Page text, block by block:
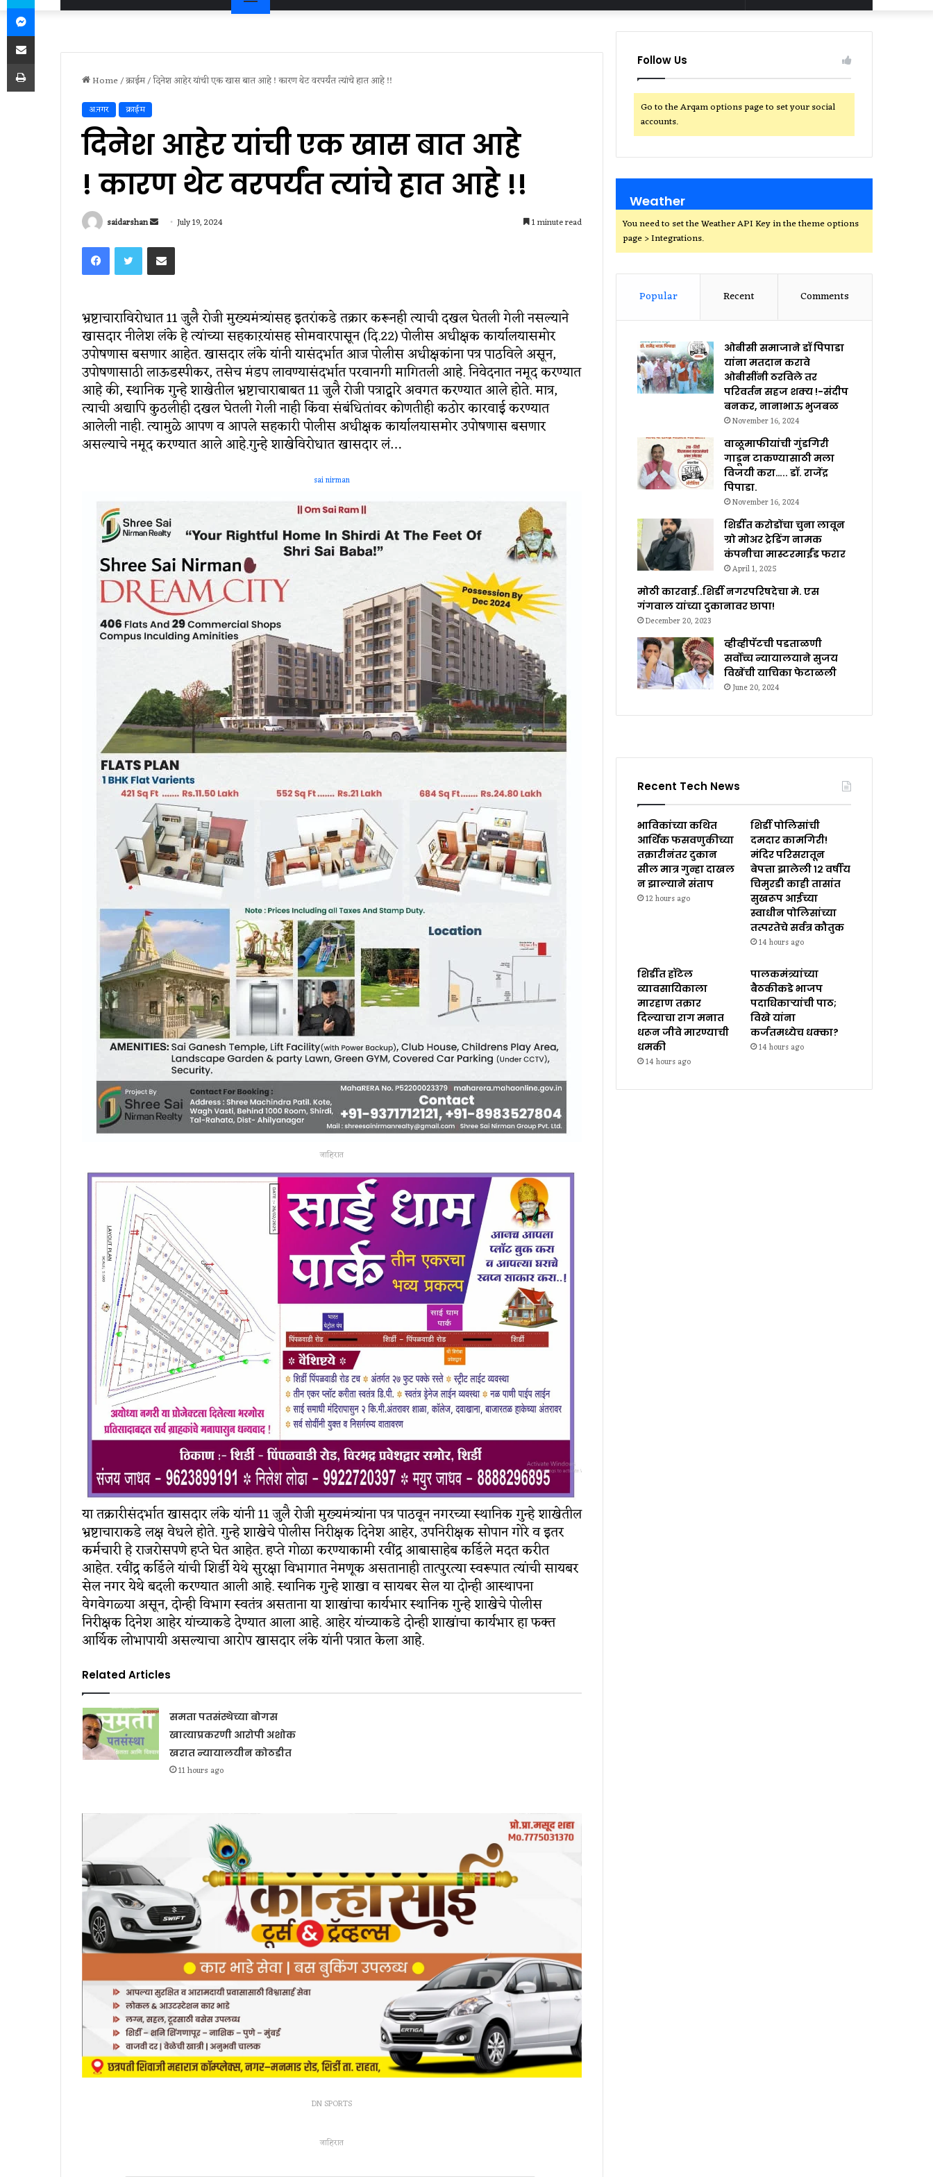
for
Home/क्राईम/दिनेश आहेर यांची एक खास बात आहे ! कारण थेट वरपर्यंत त्यांचे हात आहे !!
अ.नगर क्राईम
दिनेश आहेर यांची एक खास बात आहे
! कारण थेट वरपर्यंत त्यांचे हात आहे !!
saidarshan
Send
email
July 19, 2024 1 minute read
FacebookTwitter Share via Email
भ्रष्टाचाराविरोधात 11 जुलै रोजी मुख्यमंत्र्यांसह इतरांकडे तक्रार करूनही त्याची दखल घेतली गेली नसल्याने
खासदार नीलेश लंके हे त्यांच्या सहकाऱयांसह सोमवारपासून (दि.22) पोलीस अधीक्षक कार्यालयासमोर
उपोषणास बसणार आहेत. खासदार लंके यांनी यासंदर्भात आज पोलीस अधीक्षकांना पत्र पाठविले असून,
उपोषणासाठी लाऊडस्पीकर, तसेच मंडप लावण्यासंदर्भात परवानगी मागितली आहे. निवेदनात नमूद करण्यात
आहे की, स्थानिक गुन्हे शाखेतील भ्रष्टाचाराबाबत 11 जुलै रोजी पत्राद्वारे अवगत करण्यात आले होते. मात्र,
त्याची अद्यापि कुठलीही दखल घेतली गेली नाही किंवा संबंधितांवर कोणतीही कठोर कारवाई करण्यात
आलेली नाही. त्यामुळे आपण व आपले सहकारी पोलीस अधीक्षक कार्यालयासमोर उपोषणास बसणार
असल्याचे नमूद करण्यात आले आहे.गुन्हे शाखेविरोधात खासदार लं…
sai nirman
जाहिरात
या तक्रारीसंदर्भात खासदार लंके यांनी 11 जुलै रोजी मुख्यमंत्र्यांना पत्र पाठवून नगरच्या स्थानिक गुन्हे शाखेतील
भ्रष्टाचाराकडे लक्ष वेधले होते. गुन्हे शाखेचे पोलीस निरीक्षक दिनेश आहेर, उपनिरीक्षक सोपान गोरे व इतर
कर्मचारी हे राजरोसपणे हप्ते घेत आहेत. हप्ते गोळा करण्याकामी रवींद्र आबासाहेब कर्डिले मदत करीत
आहेत. रवींद्र कर्डिले यांची शिर्डी येथे सुरक्षा विभागात नेमणूक असतानाही तात्पुरत्या स्वरूपात त्यांची सायबर
सेल नगर येथे बदली करण्यात आली आहे. स्थानिक गुन्हे शाखा व सायबर सेल या दोन्ही आस्थापना
वेगवेगळ्या असून, दोन्ही विभाग स्वतंत्र असताना या शाखांचा कार्यभार स्थानिक गुन्हे शाखेचे पोलीस
निरीक्षक दिनेश आहेर यांच्याकडे देण्यात आला आहे. आहेर यांच्याकडे दोन्ही शाखांचा कार्यभार हा फक्त
आर्थिक लोभापायी असल्याचा आरोप खासदार लंके यांनी पत्रात केला आहे.
Related Articles
समता पतसंस्थेच्या बोगस
खात्याप्रकरणी आरोपी अशोक
खरात न्यायालयीन कोठडीत
11 hours ago
DN SPORTS
जाहिरात
Follow Us
Go to the Arqam options page to set your social
accounts.
Weather
You need to set the Weather API Key in the theme options
page > Integrations.
Popular Recent Comments
ओबीसी समाजाने डॉ पिपाडा
यांना मतदान करावे
ओबीसींनी ठरविले तर
परिवर्तन सहज शक्य !-संदीप
बनकर, नानाभाऊ भुजबळ
November 16, 2024
वाळूमाफीयांची गुंडगिरी
गाडून टाकण्यासाठी मला
विजयी करा….. डॉ. राजेंद्र
पिपाडा.
November 16, 2024
शिर्डीत करोडोंचा चुना लावून
ग्रो मोअर ट्रेडिंग नामक
कंपनीचा मास्टरमाईंड फरार
April 1, 2025
मोठी कारवाई..शिर्डी नगरपरिषदेचा मे. एस
गंगवाल यांच्या दुकानावर छापा!
December 20, 2023
व्हीव्हीपॅटची पडताळणी
सर्वोच्च न्यायालयाने सुजय
विखेंची याचिका फेटाळली
June 20, 2024
Recent Tech News
भाविकांच्या कथित
आर्थिक फसवणुकीच्या
तक्रारीनंतर दुकान
सील मात्र गुन्हा दाखल
न झाल्याने संताप
12 hours ago
शिर्डी पोलिसांची
दमदार कामगिरी!
मंदिर परिसरातून
बेपत्ता झालेली १२ वर्षीय
चिमुरडी काही तासांत
सुखरूप आईच्या
स्वाधीन पोलिसांच्या
तत्परतेचे सर्वत्र कौतुक
14 hours ago
शिर्डीत हॉटेल
व्यावसायिकाला
मारहाण तक्रार
दिल्याचा राग मनात
धरून जीवे मारण्याची
धमकी
14 hours ago
पालकमंत्र्यांच्या
बैठकीकडे भाजप
पदाधिकाऱ्यांची पाठ;
विखे यांना
कर्जतमध्येच धक्का?
14 hours ago
Messenger
Share via Email